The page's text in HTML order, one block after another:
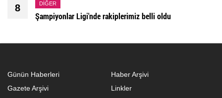
8 DIĞER
Şampiyonlar Ligi'nde rakiplerimiz belli oldu
Günün Haberleri
Haber Arşivi
Gazete Arşivi
Linkler